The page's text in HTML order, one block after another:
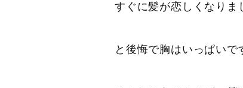
すぐに髪が恋しくなりま
と後悔で胸はいっぱいで